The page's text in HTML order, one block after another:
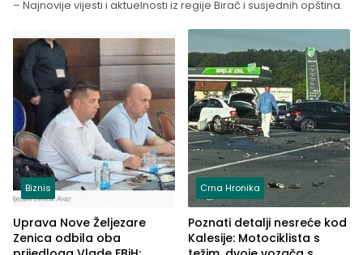
– Najnovije vijesti i aktuelnosti iz regije Birač i susjednih opština.
Biznis
Uprava Nove Željezare
Zenica odbila oba
Crna Hronika
Poznati detalji nesreće kod
Kalesije: Motociklista s